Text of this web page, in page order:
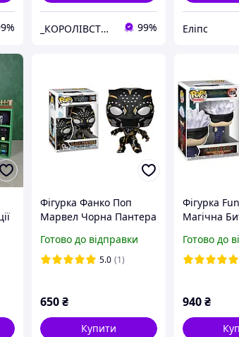
_КОРОЛІВСТВО_®_ІГРАШОК_ 99% Еліпс
з
Фігурка Фанко Поп
Марвел Чорна Пантера
Panther 10 см M BP
1102
Готово до відправки
5.0 (1)
650₴
Купити
Фігурка
Магічна
см FP JK G
Готово до
940 ₴